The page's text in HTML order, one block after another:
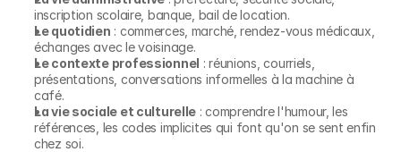
inscription scolaire, banque, bail de location.
Le quotidien : commerces, marché, rendez-vous médicaux,
échanges avec le voisinage.
Le contexte professionnel : réunions, courriels,
présentations, conversations informelles à la machine à
café.
La vie sociale et culturelle : comprendre l'humour, les
références, les codes implicites qui font qu'on se sent enfin
chez soi.